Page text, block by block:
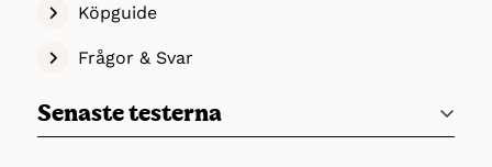
Köpguide
Frågor & Svar
Senaste testerna